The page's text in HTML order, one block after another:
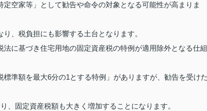
空家等」として勧告や命令の対象となる可能性が高まりま
、税負担にも影響する土台となります。
に基づき住宅用地の固定資産税の特例が適用除外となる仕組
準額を最大6分の1とする特例」がありますが、勧告を受け
、固定資産税額も大きく増加することになります。